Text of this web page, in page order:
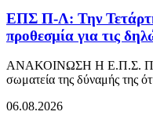
ΕΠΣ Π-Λ: Την
προθεσμία για τις
ΑΝΑΚΟΙΝΩΣΗ Η Ε.Π.Σ.
σωματεία της δύναμής της
06.08.2026